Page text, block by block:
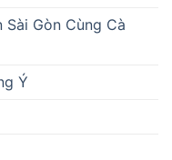
Sài Gòn Cùng Cà
Ý